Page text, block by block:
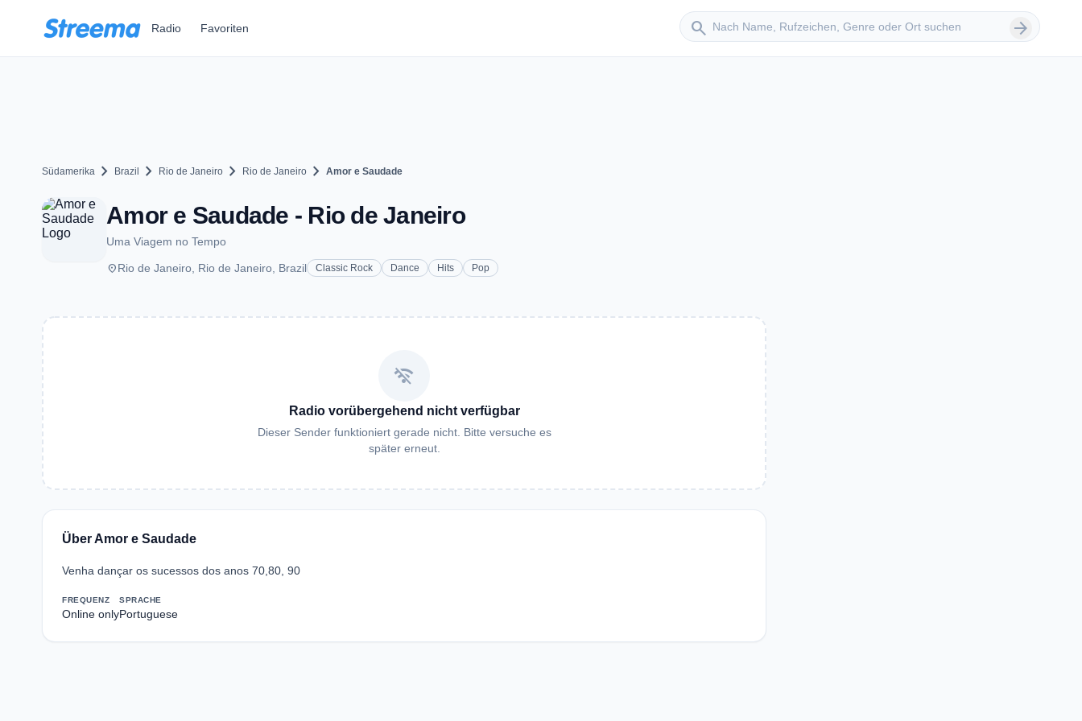
Radio Favoriten search
Sender suchen arrow_forward
Südamerika chevron_right Brazil chevron_right Rio de Janeiro chevron_right Rio de Janeiro chevron_right Amor e Saudade
Amor e Saudade - Rio de Janeiro
Uma Viagem no Tempo
placeRio de Janeiro, Rio de Janeiro, Brazil Classic Rock Dance Hits Pop
wifi_off
Radio vorübergehend nicht verfügbar
Dieser Sender funktioniert gerade nicht. Bitte versuche es
später erneut.
Über Amor e Saudade
Venha dançar os sucessos dos anos 70,80, 90
FREQUENZ
Online only
SPRACHE
Portuguese